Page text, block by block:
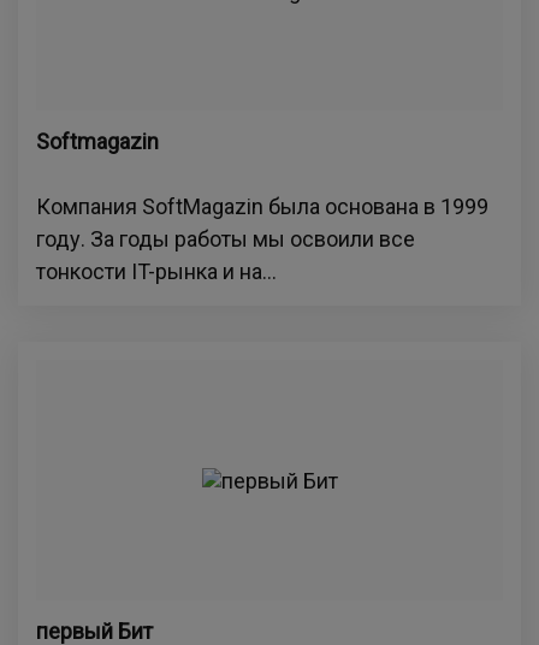
Softmagazin
Компания SoftMagazin была основана в 1999
году. За годы работы мы освоили все
тонкости IT-рынка и на...
первый Бит